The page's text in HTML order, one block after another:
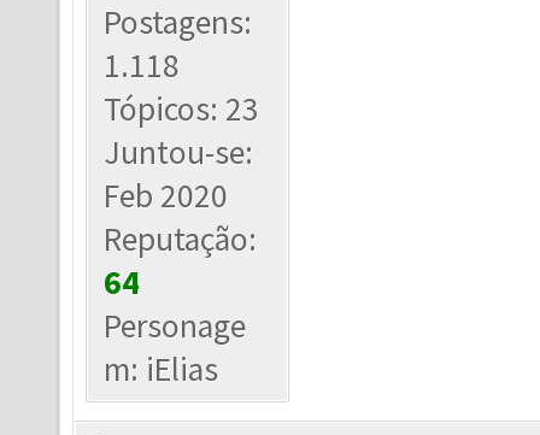
Postagens:
1.118
Tópicos: 23
Juntou-se:
Feb 2020
Reputação:
64
Personage
m: iElias